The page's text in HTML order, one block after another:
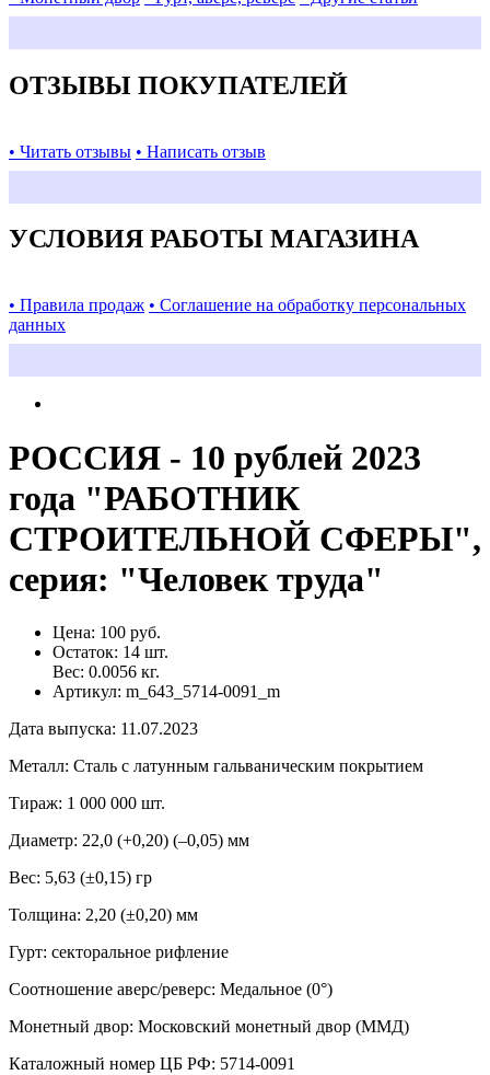
ОТЗЫВЫ ПОКУПАТЕЛЕЙ
• Читать отзывы • Написать отзыв
УСЛОВИЯ РАБОТЫ МАГАЗИНА
• Правила продаж • Соглашение на обработку персональных
данных
РОССИЯ - 10 рублей 2023
года "РАБОТНИК
СТРОИТЕЛЬНОЙ СФЕРЫ",
серия: "Человек труда"
Цена: 100 руб.
Остаток: 14 шт.
Вес: 0.0056 кг.
Артикул: m_643_5714-0091_m
Дата выпуска: 11.07.2023
Металл: Сталь с латунным гальваническим покрытием
Тираж: 1 000 000 шт.
Диаметр: 22,0 (+0,20) (–0,05) мм
Вес: 5,63 (±0,15) гр
Толщина: 2,20 (±0,20) мм
Гурт: секторальное рифление
Соотношение аверс/реверс: Медальное (0°)
Монетный двор: Московский монетный двор (ММД)
Каталожный номер ЦБ РФ: 5714-0091